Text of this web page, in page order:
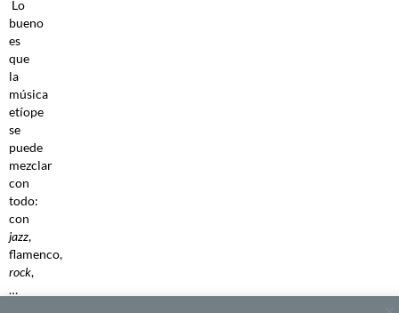
Lo
bueno
es
que
la
música
etíope
se
puede
mezclar
con
todo:
con
jazz,
flamenco,
rock,
…